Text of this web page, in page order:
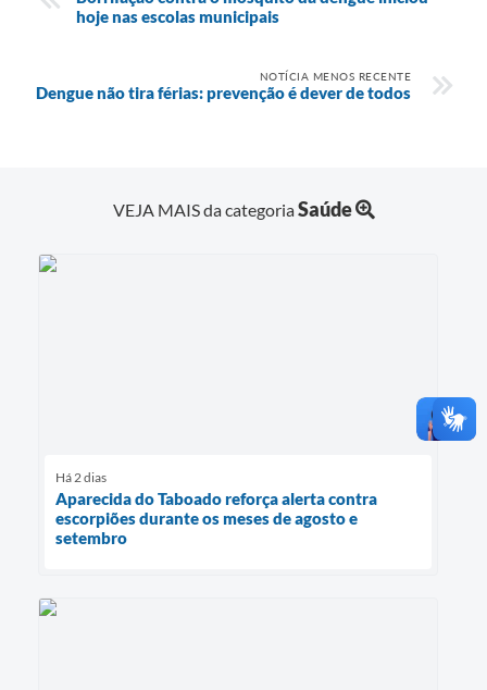
hoje nas escolas municipais
NOTÍCIA MENOS RECENTE
Dengue não tira férias: prevenção é dever de todos
VEJA MAIS da categoriaSaúde
Há 2 dias
Aparecida do Taboado reforça alerta contra
escorpiões durante os meses de agosto e
setembro